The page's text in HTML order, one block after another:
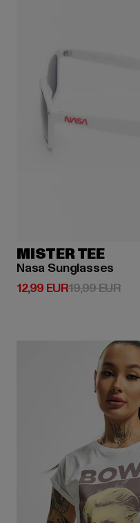
MISTER TEE
Nasa Sunglasses
12,99 EUR
Derzeitiger Preis: 12,99
19,99 EUR